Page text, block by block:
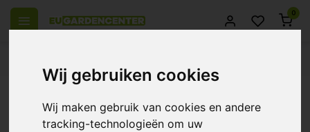
Wij gebruiken cookies
Wij maken gebruik van cookies en andere
tracking-technologieën om uw
0
Producten getagd met navul fles